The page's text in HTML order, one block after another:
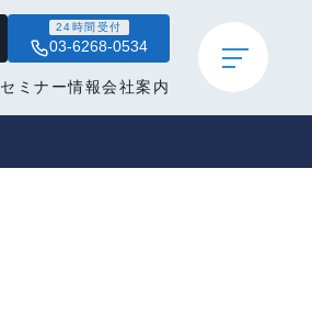
24時間受付
03-6268-0534
セミナー情報会社案内